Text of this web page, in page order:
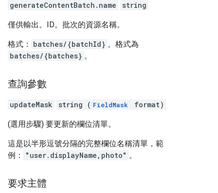
generateContentBatch.name string
僅供輸出。ID。批次的資源名稱。
格式： batches/{batchId} 。格式為
batches/{batches} 。
查詢參數
updateMask string ( FieldMask format)
(選用步驟) 要更新的欄位清單。
這是以半形逗號分隔的完整欄位名稱清單，範
例：
"user.displayName,photo" 。
要求主體